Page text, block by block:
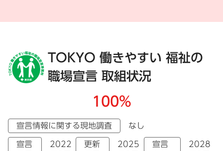
TOKYO 働きやすい 福祉の
職場宣言 取組状況
100%
宣言情報に関する現地調査 なし
宣言
2022
更新
2025
宣言
2028